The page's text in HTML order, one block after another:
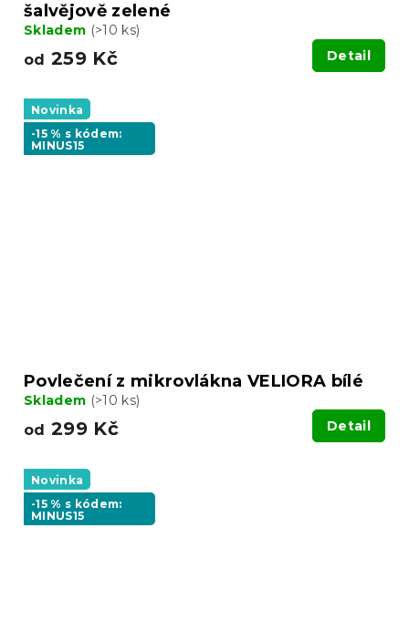
šalvějově zelené
Skladem (>10 ks)
od 259 Kč Detail
Novinka
-15 % s kódem:
MINUS15
Povlečení z mikrovlákna VELIORA bílé
Skladem (>10 ks)
od 299 Kč Detail
Novinka
-15 % s kódem:
MINUS15